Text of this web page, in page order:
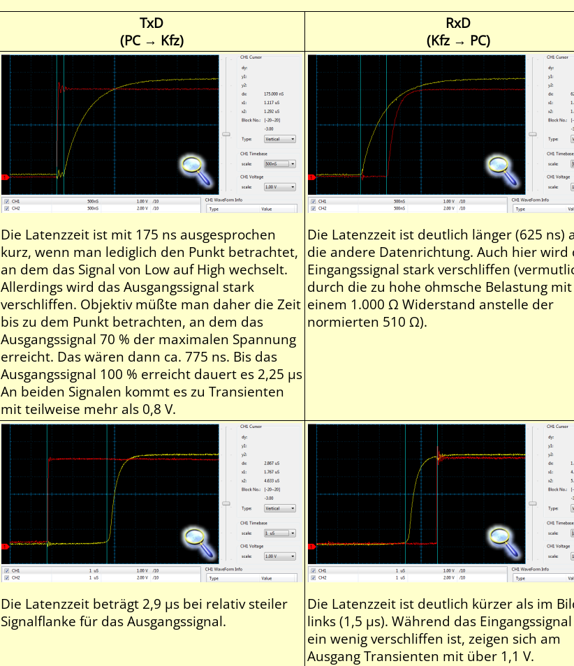
TxD
(PC → Kfz)
RxD
(Kfz → PC)
Die Latenzzeit ist mit 175 ns ausgesprochen
kurz, wenn man lediglich den Punkt betrachtet,
an dem das Signal von Low auf High wechselt.
Allerdings wird das Ausgangssignal stark
verschliffen. Objektiv müßte man daher die Zeit
bis zu dem Punkt betrachten, an dem das
Ausgangssignal 70 % der maximalen Spannung
erreicht. Das wären dann ca. 775 ns. Bis das
Ausgangssignal 100 % erreicht dauert es 2,25 µs
An beiden Signalen kommt es zu Transienten
mit teilweise mehr als 0,8 V.
Die Latenzzeit ist deutlich länger (625 ns)
die andere Datenrichtung. Auch hier wird
Eingangssignal stark verschliffen
durch die zu hohe ohmsche Belastung mit
einem 1.000 Ω Widerstand anstelle der
normierten 510 Ω).
Die Latenzzeit beträgt 2,9 µs bei relativ steiler
Signalflanke für das Ausgangssignal.
Die Latenzzeit ist deutlich kürzer als im
links (1,5 µs). Während das
ein wenig verschliffen ist, zeigen sich am
Ausgang Transienten mit über 1,1 V.